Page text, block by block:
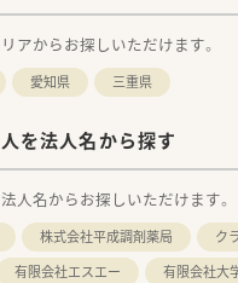
アからお探しいただけます。
愛知県 三重県
を法人名から探す
人名からお探しいただけます。
株式会社平成調剤薬局
ク
有限会社エスエー
有限会社大